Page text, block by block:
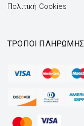
Πολιτική Cookies
ΤΡΌΠΟΙ ΠΛΗΡΩΜΉΣ